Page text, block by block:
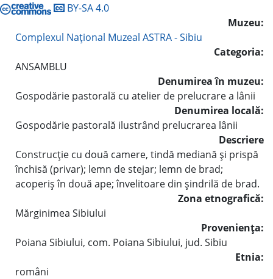
BY-SA 4.0
Muzeu:
Complexul Naţional Muzeal ASTRA - Sibiu
Categoria:
ANSAMBLU
Denumirea în muzeu:
Gospodărie pastorală cu atelier de prelucrare a lânii
Denumirea locală:
Gospodărie pastorală ilustrând prelucrarea lânii
Descriere
Construcţie cu două camere, tindă mediană şi prispă
închisă (privar); lemn de stejar; lemn de brad;
acoperiş în două ape; învelitoare din şindrilă de brad.
Zona etnografică:
Mărginimea Sibiului
Provenienţa:
Poiana Sibiului, com. Poiana Sibiului, jud. Sibiu
Etnia:
români